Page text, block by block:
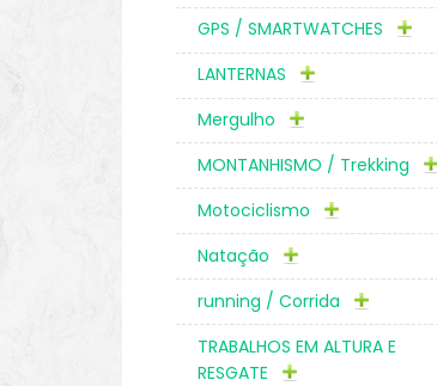
GPS / SMARTWATCHES
LANTERNAS
Mergulho
MONTANHISMO / Trekking
Motociclismo
Natação
running / Corrida
TRABALHOS EM ALTURA E
RESGATE